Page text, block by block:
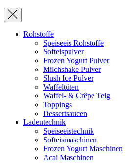
Rohstoffe
Speiseeis Rohstoffe
Softeispulver
Frozen Yogurt Pulver
Milchshake Pulver
Slush Ice Pulver
Waffeltüten
Waffel- & Crêpe Teig
Toppings
Dessertsaucen
Ladentechnik
Speiseeistechnik
Softeismaschinen
Frozen Yogurt Maschinen
Acai Maschinen